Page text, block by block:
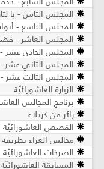
المجلس الثامن - يا
المجلس التاسع -
المجلس العاشر -
المجلس الحادي عشر -
المجلس الثاني عشر -
المجلس الثالث عشر
الزيارة العاشورائيّة
برنامج المجالس
زائر من كربلاء
القصص العاشورائيّة
مجالس العزاء
الصرخات العاشورائيّة
المسابقة